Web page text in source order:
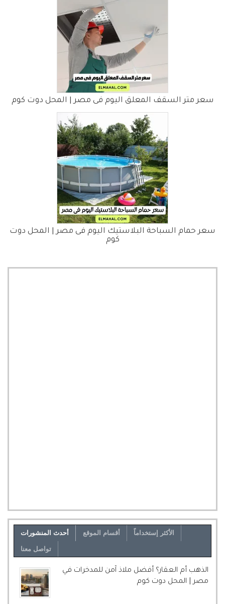
سعر متر السقف المعلق اليوم فى مصر | المحل دوت كوم
سعر حمام السباحة البلاستيك اليوم فى مصر | المحل دوت
كوم
أحدث المنشورات أقسام الموقع الأكثر إستخداماً
تواصل معنا
الذهب أم العقار؟ أفضل ملاذ آمن للمدخرات في
مصر | المحل دوت كوم